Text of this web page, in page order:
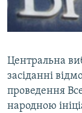
СВІДЧЕННЯ
УКРАЇНСЬКА
Qırımtatar
Усі сайти
Центральна
засіданні
проведення
народною